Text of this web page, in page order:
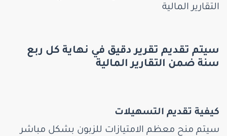
التقارير المالية
سيتم تقديم تقرير دقيق في نهاية كل ربع
سنة ضمن التقارير المالية
كيفية تقديم التسهيلات
سيتم منح معظم الامتيازات للزبون بشكل مباشر